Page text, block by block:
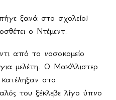
ξανά στο σχολείο!
ο Ντέμεντ.
από το νοσοκομείο
μελέτη. Ο ΜακΆλιστερ
στο
του ξέκλεβε λίγο ύπνο